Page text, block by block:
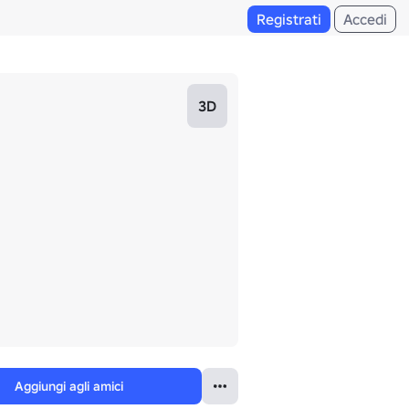
Registrati Accedi
3D
Aggiungi agli amici